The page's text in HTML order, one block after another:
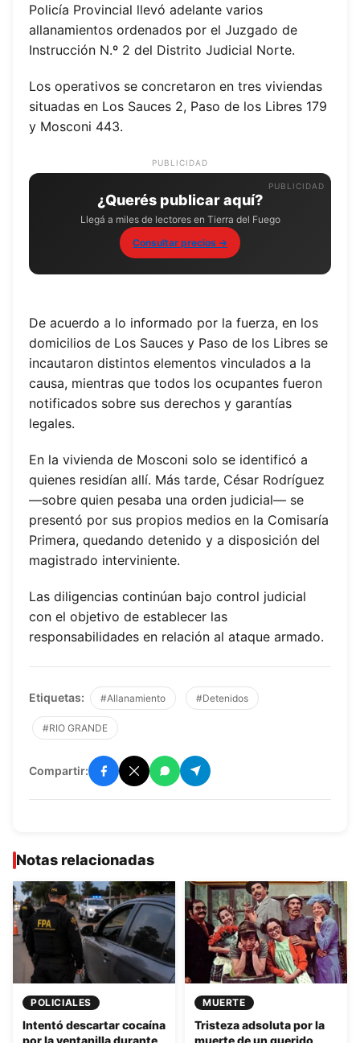
Policía Provincial llevó adelante varios
allanamientos ordenados por el Juzgado de
Instrucción N.º 2 del Distrito Judicial Norte.
Los operativos se concretaron en tres viviendas
situadas en Los Sauces 2, Paso de los Libres 179
y Mosconi 443.
PUBLICIDAD
¿Querés publicar aquí?
Llegá a miles de lectores en Tierra del Fuego
Consultar precios →
De acuerdo a lo informado por la fuerza, en los
domicilios de Los Sauces y Paso de los Libres se
incautaron distintos elementos vinculados a la
causa, mientras que todos los ocupantes fueron
notificados sobre sus derechos y garantías
legales.
En la vivienda de Mosconi solo se identificó a
quienes residían allí. Más tarde, César Rodríguez
—sobre quien pesaba una orden judicial— se
presentó por sus propios medios en la Comisaría
Primera, quedando detenido y a disposición del
magistrado interviniente.
Las diligencias continúan bajo control judicial
con el objetivo de establecer las
responsabilidades en relación al ataque armado.
Etiquetas: #Allanamiento #Detenidos
#RIO GRANDE
Compartir:
Notas relacionadas
POLICIALES
Intentó descartar cocaína
por la ventanilla durante
MUERTE
Tristeza adsoluta por la
muerte de un querido